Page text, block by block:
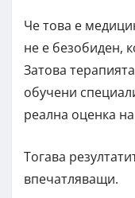
Че това е
не е безобиден,
Затова
обучени
реална оценка
Тогава
впечатляващи.